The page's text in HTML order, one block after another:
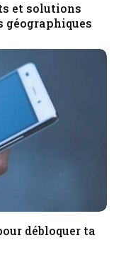
et solutions
débloquer ta